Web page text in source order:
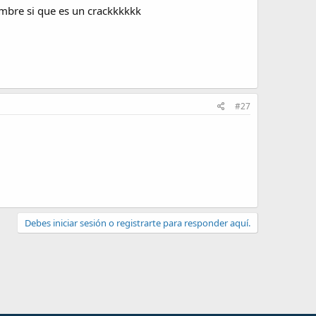
si que es un crackkkkkk
#27
Debes iniciar sesión o registrarte para responder aquí.